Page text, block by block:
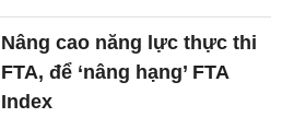
Nâng cao năng lực thực thi
FTA, để ‘nâng hạng’ FTA
Index